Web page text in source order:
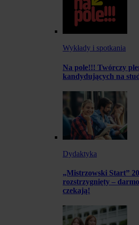
Wykłady i spotkania
Na pole!!! Twórczy
kandydujących na
Dydaktyka
„Mistrzowski Start”
rozstrzygnięty –
czekają!